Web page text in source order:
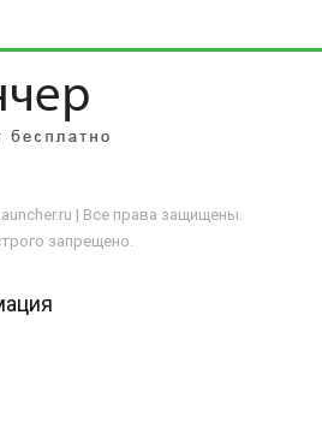
| Все права защищены.
запрещено.